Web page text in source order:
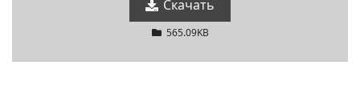
Скачать
565.09KB